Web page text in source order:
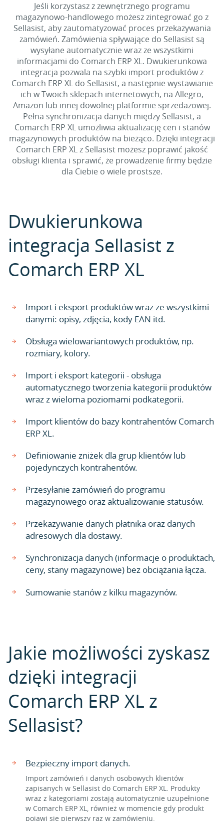
Jeśli korzystasz z zewnętrznego programu
magazynowo-handlowego możesz zintegrować go z
Sellasist, aby zautomatyzować proces przekazywania
zamówień. Zamówienia spływające do Sellasist są
wysyłane automatycznie wraz ze wszystkimi
informacjami do Comarch ERP XL. Dwukierunkowa
integracja pozwala na szybki import produktów z
Comarch ERP XL do Sellasist, a następnie wystawianie
ich w Twoich sklepach internetowych, na Allegro,
Amazon lub innej dowolnej platformie sprzedażowej.
Pełna synchronizacja danych między Sellasist, a
Comarch ERP XL umożliwia aktualizację cen i stanów
magazynowych produktów na bieżąco. Dzięki integracji
Comarch ERP XL z Sellasist możesz poprawić jakość
obsługi klienta i sprawić, że prowadzenie firmy będzie
dla Ciebie o wiele prostsze.
Dwukierunkowa
integracja Sellasist z
Comarch ERP XL
Import i eksport produktów wraz ze wszystkimi
danymi: opisy, zdjęcia, kody EAN itd.
Obsługa wielowariantowych produktów, np.
rozmiary, kolory.
Import i eksport kategorii - obsługa
automatycznego tworzenia kategorii produktów
wraz z wieloma poziomami podkategorii.
Import klientów do bazy kontrahentów Comarch
ERP XL.
Definiowanie zniżek dla grup klientów lub
pojedynczych kontrahentów.
Przesyłanie zamówień do programu
magazynowego oraz aktualizowanie statusów.
Przekazywanie danych płatnika oraz danych
adresowych dla dostawy.
Synchronizacja danych (informacje o produktach,
ceny, stany magazynowe) bez obciążania łącza.
Sumowanie stanów z kilku magazynów.
Jakie możliwości zyskasz
dzięki integracji
Comarch ERP XL z
Sellasist?
Bezpieczny import danych.
Import zamówień i danych osobowych klientów
zapisanych w Sellasist do Comarch ERP XL. Produkty
wraz z kategoriami zostają automatycznie uzupełnione
w Comarch ERP XL, również w momencie gdy produkt
pojawi się pierwszy raz w zamówieniu.